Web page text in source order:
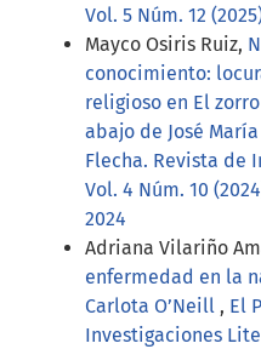
Vol. 5 Núm. 12
Mayco Osiris Ruiz,
conocimiento:
religioso en El
abajo de José
Flecha. Revista de
Vol. 4 Núm. 10
2024
Adriana Vilariño
enfermedad en la
Carlota O’Neill , El
Investigaciones